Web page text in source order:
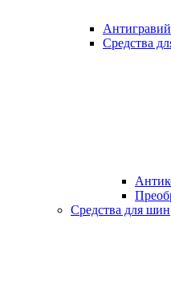
Средства
Средства для шин